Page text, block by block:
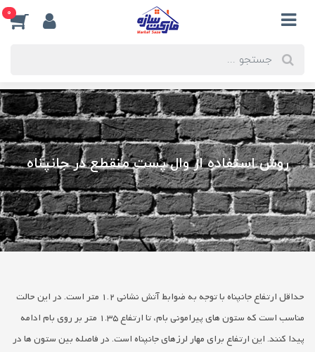
0
روش استفاده از وال پست منقطع در جانپناه
حداقل ارتفاع جانپناه با توجه به ضوابط آتش نشانی 1.2 متر است. در این حالت
مناسب است که ستون هاي پیرامونی بام، تا ارتفاع 1.35 متر بر روي بام ادامه
پیدا کنند. این ارتفاع براي مهار لرزهاي جانپناه است. در فاصله بین ستون ها در